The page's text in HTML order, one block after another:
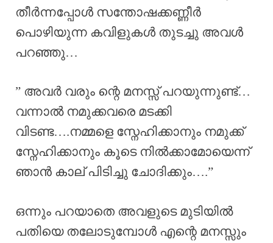
തീർന്നപ്പോൾ സന്തോഷക്കണ്ണീർ
പൊഴിയുന്ന കവിളുകൾ തുടച്ചു അവൾ
പറഞ്ഞു…
” അവർ വരും ന്റെ മനസ്സ്‌ പറയുന്നുണ്ട്…
വന്നാൽ നമുക്കവരെ മടക്കി
വിടണ്ട….നമ്മളെ സ്നേഹിക്കാനും നമുക്ക്
സ്നേഹിക്കാനും കൂടെ നിൽക്കാമോയെന്ന്
ഞാൻ കാല് പിടിച്ചു ചോദിക്കും….”
ഒന്നും പറയാതെ അവളുടെ മുടിയിൽ
പതിയെ തലോടുമ്പോൾ എന്റെ മനസ്സും